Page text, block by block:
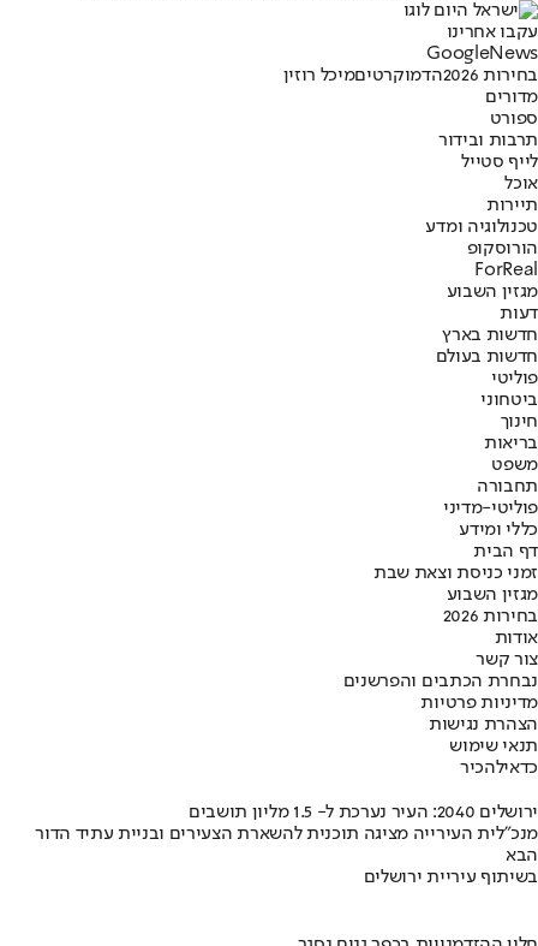
עקבו אחרינו
Googl eNews
בחירות 2026
הדמוקרטיםמיכל רוזין
מדורים
ספורט
תרבות ובידור
לייף סטייל
אוכל
תיירות
טכנולוגיה ומדע
הורוסקופ
ForReal
מגזין השבוע
דעות
חדשות בארץ
חדשות בעולם
פוליטי
ביטחוני
חינוך
בריאות
משפט
תחבורה
פוליטי-מדיני
כללי ומידע
דף הבית
זמני כניסת וצאת שבת
מגזין השבוע
בחירות 2026
אודות
צור קשר
נבחרת הכתבים והפרשנים
מדיניות פרטיות
הצהרת נגישות
תנאי שימוש
כדאילהכיר
ירושלים 2040: העיר נערכת ל- 1.5 מליון תושבים
מנכ"לית העירייה מציגה תוכנית להשארת הצעירים ובניית עתיד הדור
הבא
בשיתוף עיריית ירושלים